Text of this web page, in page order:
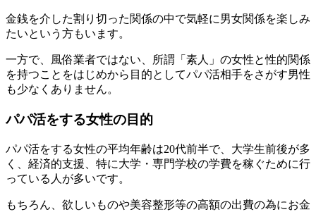
金銭を介した割り切った関係の中で気軽に男女関係を楽しみ
たいという方もいます。
一方で、風俗業者ではない、所謂「素人」の女性と性的関係
を持つことをはじめから目的としてパパ活相手をさがす男性
も少なくありません。
パパ活をする女性の目的
パパ活をする女性の平均年齢は20代前半で、大学生前後が多
く、経済的支援、特に大学・専門学校の学費を稼ぐために行
っている人が多いです。
もちろん、欲しいものや美容整形等の高額の出費の為にお金